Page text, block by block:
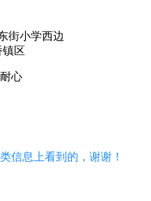
街小学西边
镇区
心
信息上看到的，谢谢！